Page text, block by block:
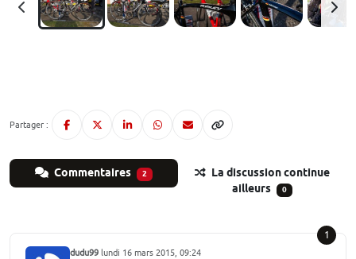
Partager :
Commentaires 2
La discussion continue
ailleurs
0
1
dudu99 lundi 16 mars 2015, 09:24